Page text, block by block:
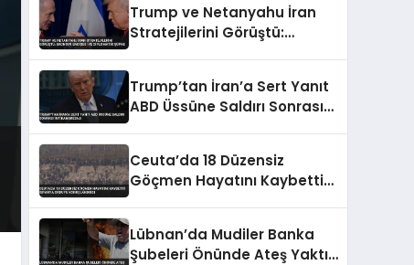
Trump ve Netanyahu İran
Stratejilerini Görüştü:
Trump’tan İran’a Sert Yanıt
ABD Üssüne Saldırı Sonrası
Ceuta’da 18 Düzensiz
Göçmen Hayatını Kaybetti
Lübnan’da Mudiler Banka
Şubeleri Önünde Ateş Yaktı